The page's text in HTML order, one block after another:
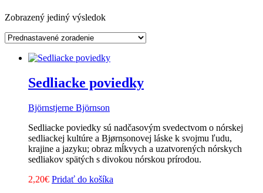
Zobrazený jediný výsledok
Sedliacke poviedky
Björnstjerne Björnson
Sedliacke poviedky sú nadčasovým svedectvom o nórskej
sedliackej kultúre a Bjørnsonovej láske k svojmu ľudu,
krajine a jazyku; obraz mĺkvych a uzatvorených nórskych
sedliakov spätých s divokou nórskou prírodou.
2,20€ Pridať do košíka